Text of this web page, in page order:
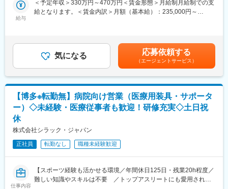
11:00 2件目へ訪問（軽微な修理対応）
12:00 昼休み指定の医院でメンテナンス
※依頼が多い日は 7～8件訪問することもあります。
◆緊急対応について
緊急対応は月に1～２件程度で、営業社員が一次対応するため、お
客様から直接電話が来ることはほぼなく休日出勤が発生する頻度
も ご依頼の状況にもよりますが、おおよそ3ヶ月に1回あるかない
かです。
◆研修制度
久留米店は50代の男性主任が1名で入社後のOJTも担当します！
・OJT（先輩エンジニアによる同行）
・メーカーでの実機研修（関東や関西へ、2～3週間ほど）
◆会社の特徴
入社後2～3か月は現金・預金の入出金チェック、請求書や領収書
の整理、伝票入力（仕訳ルールに基づく）、ファイリングなど基
していただきます。さらに月次業務（給与振込業務、社会保険・
労務関連の補助、試算表作成補助）、税理士・社労士とのやりと
り等、段階的に業務範囲を広げていきます。年次決算や税務申告
給与計算や社会保険・労務関連、税務申告などは外部専門家へ委
託しており、システム化された業務も多い環境です。
現在は経理1名体制。今回の募集は現担当から業務を引き継ぐポジ
■業務の魅力
能です。
■教育体制
給与
＜予定年収＞330万円～470万円＜賃金形態＞月給制月給制での支
給となります。＜賃金内訳＞月額（基本給）：235,000円～
があります。月給(月額)は固定手当を含めた表記です。
気になる 応募依頼する
（エージェントサービス）
【博多※転勤無】病院向け営業（医療用装具・サポータ
ー）◇未経験・医療従事者も歓迎！研修充実◇土日祝
休
株式会社シラック・ジャパン
正社員 転勤なし 職種未経験歓迎
仕事内容
【スポーツ経験も活かせる環境／年間休日125日・残業20h程度／
難しい知識やスキルは不要 ／トップアスリートにも愛用されて